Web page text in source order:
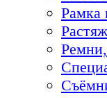
Рамка